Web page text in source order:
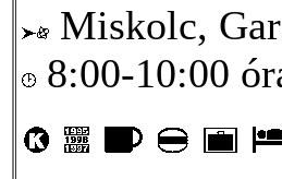
Miskolc,
8:00-10:00